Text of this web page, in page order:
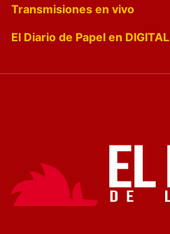
Transmisiones en vivo
El Diario de Papel en DIGITAL